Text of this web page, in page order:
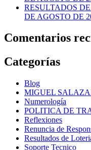
RESULTADOS
DE AGOSTO DE
Comentarios
Categorías
Blog
MIGUEL
Numerología
POLITICA DE
Reflexiones
Renuncia de
Resultados de
Soporte Tecnico